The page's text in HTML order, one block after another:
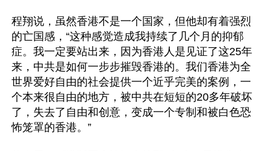
程翔说，虽然香港不是一个国家，但他却有着强烈
的亡国感，“这种感觉造成我持续了几个月的抑郁
症。我一定要站出来，因为香港人是见证了这25年
来，中共是如何一步步摧毁香港的。我们香港为全
世界爱好自由的社会提供一个近乎完美的案例，一
个本来很自由的地方，被中共在短短的20多年破坏
了，失去了自由和创意，变成一个专制和被白色恐
怖笼罩的香港。”